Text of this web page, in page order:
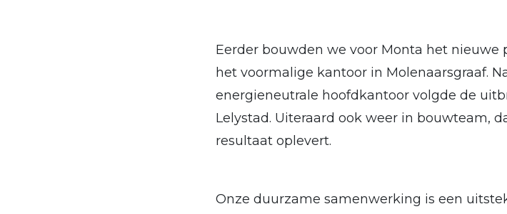
Eerder bouwden we voor Monta het nieuwe
het voormalige kantoor in Molenaarsgraaf.
energieneutrale hoofdkantoor volgde de
Lelystad. Uiteraard ook weer in bouwteam,
resultaat oplevert.
Onze duurzame samenwerking is een